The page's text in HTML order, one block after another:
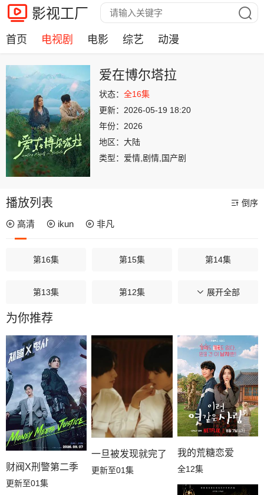
影视工厂
首页 电视剧 电影 综艺 动漫
爱在博尔塔拉
状态： 全16集
更新： 2026-05-19 18:20
年份： 2026
地区： 大陆
类型： 爱情,剧情,国产剧
播放列表 倒序
高清 ikun 非凡
第16集 第15集 第14集
第13集 第12集 第11集
第10集
第07集 第06集 第05集
第04集 第03集 第02集
第01集
展开全部
为你推荐
财阀X刑警第二季
更新至01集
一旦被发现就完了
更新至01集
我的荒糖恋爱
全12集